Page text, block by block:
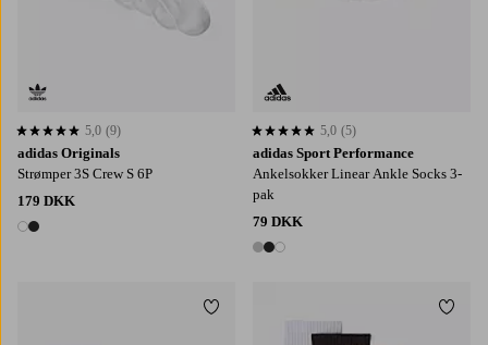
adidas Originals
Strømper 3S Crew S 6P
179 DKK
2 farver
5,0 baseret på 9 bedømmelser
5,0 (9)
adidas Sport Performance
Ankelsokker Linear Ankle Socks 3-
pak
79 DKK
3 farver
5,0 baseret på 5 bedømmelser
5,0 (5)
Tilføj til favoritter